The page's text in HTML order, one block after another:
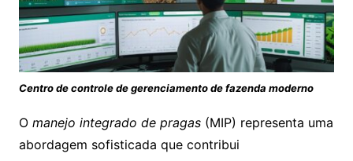
Centro de controle de gerenciamento de fazenda moderno
O manejo integrado de pragas(MIP) representa uma
abordagem sofisticada que contribui